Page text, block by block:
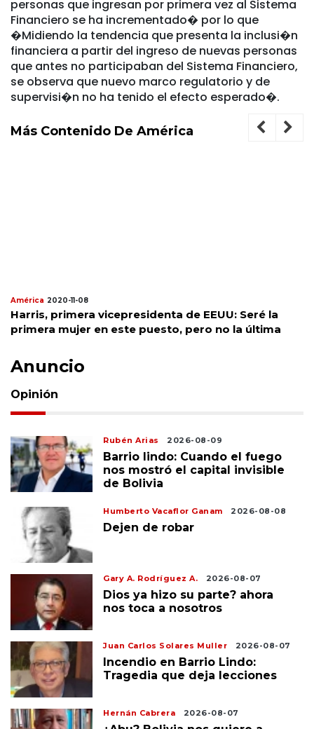
personas que ingresan por primera vez al Sistema
Financiero se ha incrementado� por lo que
�Midiendo la tendencia que presenta la inclusi�n
financiera a partir del ingreso de nuevas personas
que antes no participaban del Sistema Financiero,
se observa que nuevo marco regulatorio y de
supervisi�n no ha tenido el efecto esperado�.
Más Contenido De América
América 2020-11-08
Harris, primera vicepresidenta de EEUU: Seré la
primera mujer en este puesto, pero no la última
Anuncio
Opinión
Rubén Arias 2026-08-09
Barrio lindo: Cuando el fuego
nos mostró el capital invisible
de Bolivia
Humberto Vacaflor Ganam 2026-08-08
Dejen de robar
Gary A. Rodríguez A. 2026-08-07
Dios ya hizo su parte? ahora
nos toca a nosotros
Juan Carlos Solares Muller 2026-08-07
Incendio en Barrio Lindo:
Tragedia que deja lecciones
Hernán Cabrera 2026-08-07